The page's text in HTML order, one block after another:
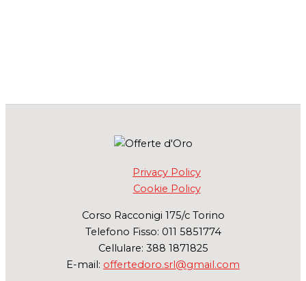
Privacy Policy
Cookie Policy
Corso Racconigi 175/c Torino
Telefono Fisso: 011 5851774
Cellulare: 388 1871825
E-mail: offertedoro.srl@gmail.com